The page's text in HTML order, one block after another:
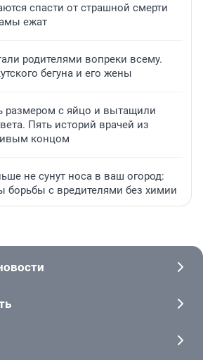
спасти от страшной смерти
ежат
родителями вопреки всему.
бегуна и его жены
размером с яйцо и вытащили
Пять историй врачей из
концом
не сунут носа в ваш огород:
борьбы с вредителями без химии